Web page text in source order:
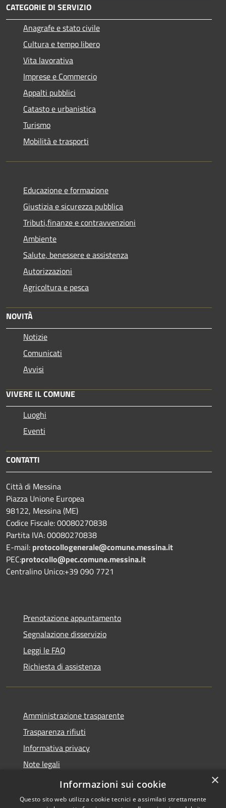
CATEGORIE DI SERVIZIO
Anagrafe e stato civile
Cultura e tempo libero
Vita lavorativa
Imprese e Commercio
Appalti pubblici
Catasto e urbanistica
Turismo
Mobilità e trasporti
Educazione e formazione
Giustizia e sicurezza pubblica
Tributi,finanze e contravvenzioni
Ambiente
Salute, benessere e assistenza
Autorizzazioni
Agricoltura e pesca
NOVITÀ
Notizie
Comunicati
Avvisi
VIVERE IL COMUNE
Luoghi
Eventi
CONTATTI
Città di Messina
Piazza Unione Europea
98122, Messina (ME)
Codice Fiscale: 00080270838
Partita IVA: 00080270838
E-mail: protocollogenerale@comune.messina.it
PEC:protocollo@pec.comune.messina.it
Centralino Unico:+39 090 7721
Prenotazione appuntamento
Segnalazione disservizio
Leggi le FAQ
Richiesta di assistenza
Amministrazione trasparente
Trasparenza rifiuti
Informativa privacy
Note legali
Dichiarazione di accessibilità
×
Informazioni sui cookie
Questo sito web utilizza cookie tecnici e assimilati strettamente